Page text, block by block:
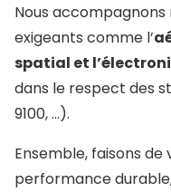
Nous
exigeants comme l’
spatial et
dans le respect des
9100, …).
Ensemble, faisons
performance